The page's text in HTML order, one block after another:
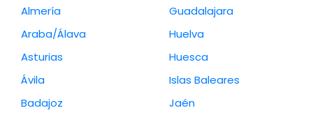
Almería
Araba/Álava
Asturias
Ávila
Badajoz
Guadalajara
Huelva
Huesca
Islas Baleares
Jaén